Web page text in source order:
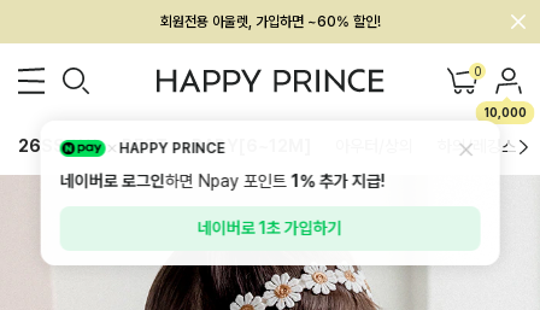
회원전용 아울렛, 가입하면 ~60% 할인!
멤버십 최대 28,000원 혜택 0
10,000
26SS 신상 BEST BABY[6~12M] 하의/레깅스
HAPPY PRINCE
네이버로 로그인하면 Npay 포인트1%추가 지급!
네이버로 1초 가입하기